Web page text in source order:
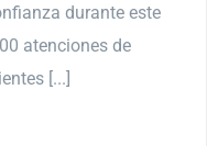
durante este
atenciones de
[...]